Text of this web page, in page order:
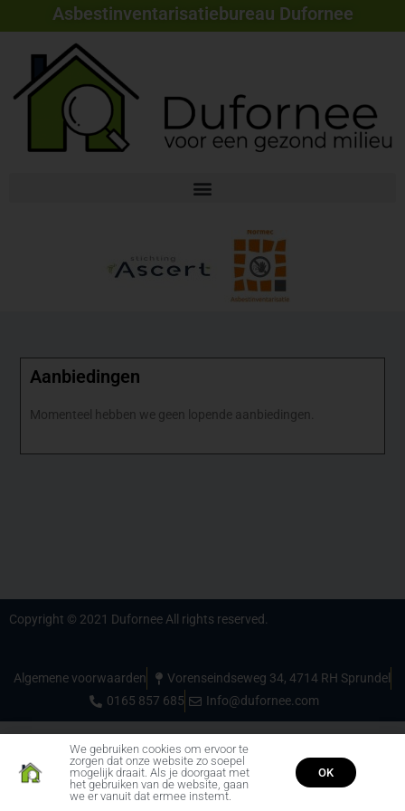
Asbestinventarisatiebureau Dufornee
Aanbiedingen
Momenteel hebben we geen lopende aanbiedingen.
Copyright © 2021 Dufornee All rights reserved.
Algemene voorwaarden
Vorenseindseweg 34, 4714 RH Sprundel
0165 857 685
Info@dufornee.com
We gebruiken cookies om ervoor te
zorgen dat onze website zo soepel
mogelijk draait. Als je doorgaat met
het gebruiken van de website, gaan
we er vanuit dat ermee instemt.
OK